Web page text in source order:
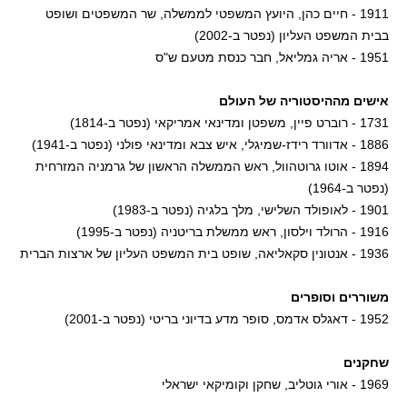
1911 - חיים כהן, היועץ המשפטי לממשלה, שר המשפטים ושופט
בבית המשפט העליון (נפטר ב-2002)
1951 - אריה גמליאל, חבר כנסת מטעם ש"ס
אישים מההיסטוריה של העולם
1731 - רוברט פיין, משפטן ומדינאי אמריקאי (נפטר ב-1814)
1886 - אדוורד רידז-שמיגלי, איש צבא ומדינאי פולני (נפטר ב-1941)
1894 - אוטו גרוטהוול, ראש הממשלה הראשון של גרמניה המזרחית
(נפטר ב-1964)
1901 - לאופולד השלישי, מלך בלגיה (נפטר ב-1983)
1916 - הרולד וילסון, ראש ממשלת בריטניה (נפטר ב-1995)
1936 - אנטונין סקאליאה, שופט בית המשפט העליון של ארצות הברית
משוררים וסופרים
1952 - דאגלס אדמס, סופר מדע בדיוני בריטי (נפטר ב-2001)
שחקנים
1969 - אורי גוטליב, שחקן וקומיקאי ישראלי